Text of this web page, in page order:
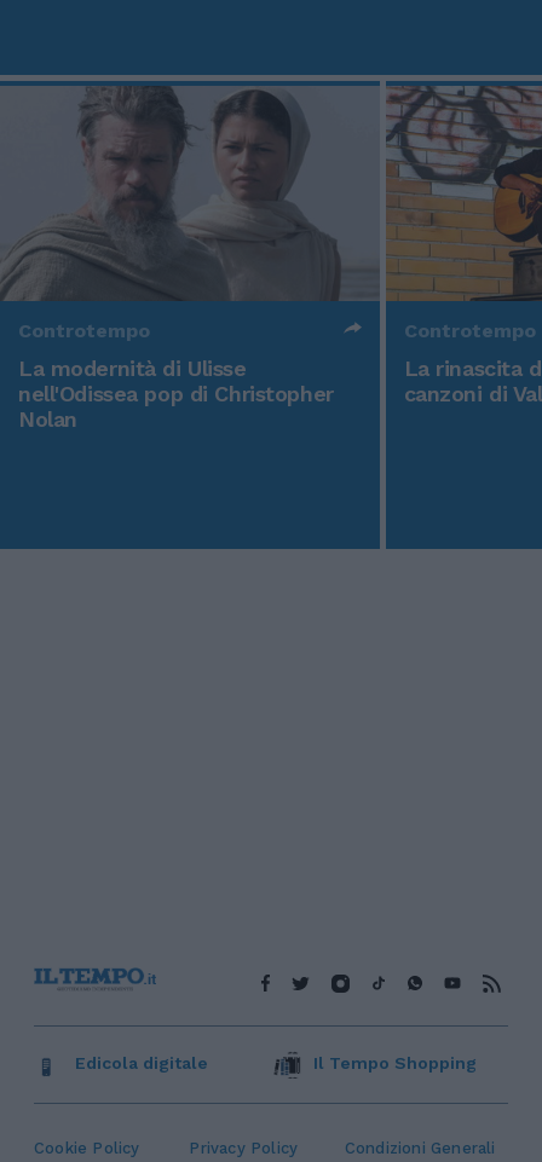
Controtempo
La modernità di Ulisse
nell'Odissea pop di Christopher
Nolan
Controtempo
La rinascita
canzoni di
Cookie Policy Privacy Policy Condizioni Generali
Edicola digitale Il Tempo Shopping